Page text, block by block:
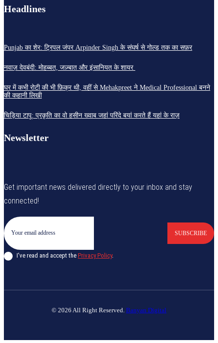
Headlines
Punjab का शेर: ट्रिपल जंपर Arpinder Singh के संघर्ष से गोल्ड तक का सफ़र
नवाज़ देवबंदी: मोहब्बत, जज़्बात और इंसानियत के शायर
घर में कभी रोटी की भी फ़िक्र थी, वहीं से Mehakpreet ने Medical Professional बनने
की कहानी लिखी
चिड़िया टापू: प्रकृति का वो हसीन ख्वाब जहां परिंदे बयां करते हैं यहां के राज़
Newsletter
Get important news delivered directly to your inbox and stay
connected!
SUBSCRIBE
I've read and accept the Privacy Policy.
© 2026 All Right Reserved. Banyan Digital